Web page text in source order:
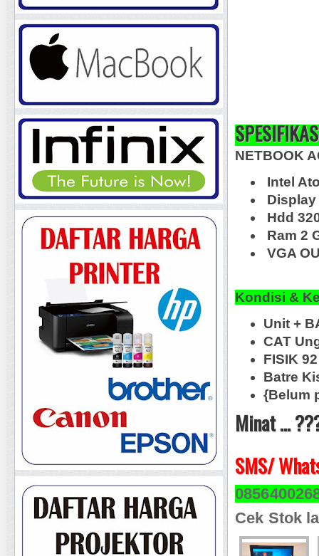
NETBOOK
Intel
Display
Hdd
Ram 2
VGA
Kondisi &
Unit +
CAT
FISIK
Batre
{Belum
Minat ...
SMS/
Cek Stok